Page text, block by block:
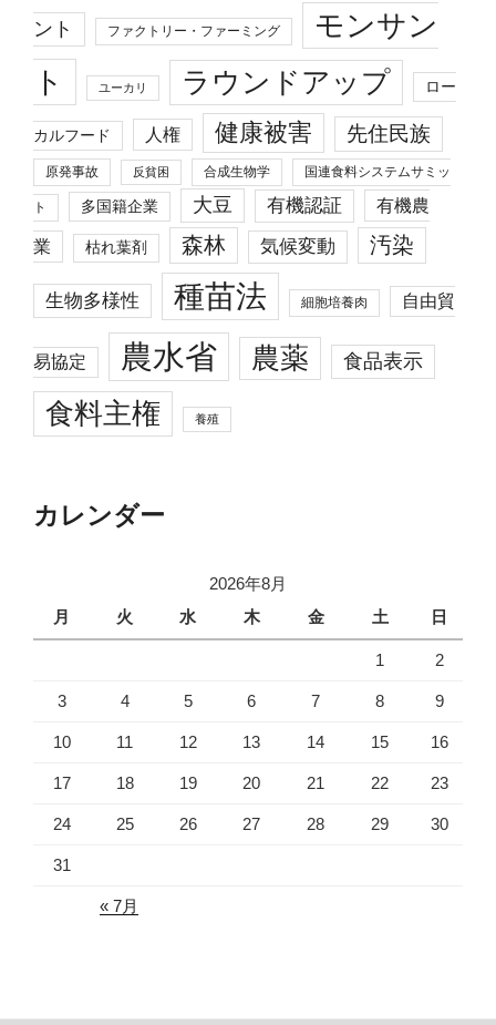
ント ファクトリー・ファーミング
モンサン
ト
ユーカリ ラウンドアップ ロー
カルフード 人権 健康被害 先住民族
原発事故 反貧困 合成生物学 国連食料システムサミッ
ト 多国籍企業 大豆 有機認証 有機農
業 枯れ葉剤 森林 気候変動 汚染
生物多様性 種苗法 細胞培養肉 自由貿
易協定 農水省 農薬 食品表示
食料主権 養殖
カレンダー
2026年8月
月
火 水 木 金 土 日
1 2
3 4 5 6 7 8 9
10 11 12 13 14 15 16
17 18 19 20 21 22 23
24 25 26 27 28 29 30
31
« 7月